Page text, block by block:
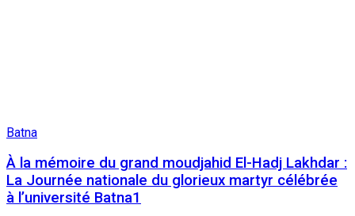
Batna
À la mémoire du grand moudjahid El-Hadj Lakhdar :
La Journée nationale du glorieux martyr célébrée
à l’université Batna1